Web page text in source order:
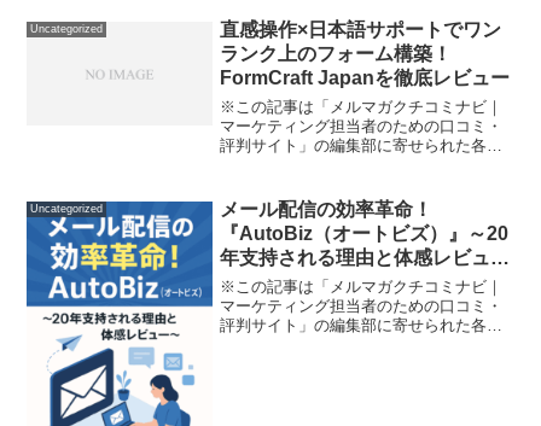
動化もとにかく難しそう…」 「結局どの
ツールがいいの？誰にで...
Uncategorized
直感操作×日本語サポートでワン
ランク上のフォーム構築！
FormCraft Japanを徹底レビュー
※この記事は「メルマガクチコミナビ｜
マーケティング担当者のための口コミ・
評判サイト」の編集部に寄せられた各商
ムを作りたい」「申込やアンケートも管
理したいけど、プログラミ...
Uncategorized
メール配信の効率革命！
『AutoBiz（オートビズ）』～20
年支持される理由と体感レビュー
～
※この記事は「メルマガクチコミナビ｜
マーケティング担当者のための口コミ・
評判サイト」の編集部に寄せられた各商